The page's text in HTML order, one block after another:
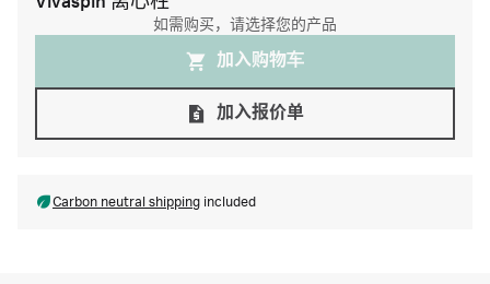
如需购买，请选择您的产品
加入购物⻋
加入报价单
Carbon neutral shipping included